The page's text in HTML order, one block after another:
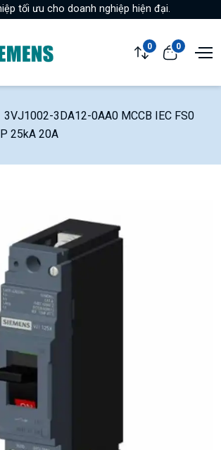
tối ưu cho doanh nghiệp hiện đại.
0 0
3VJ1002-3DA12-0AA0 MCCB IEC FS0
25kA 20A